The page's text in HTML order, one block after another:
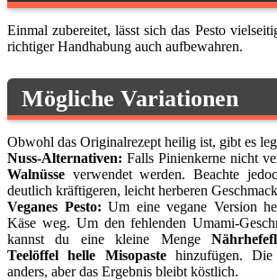
Einmal zubereitet, lässt sich das Pesto
richtiger Handhabung auch aufbewahren.
Mögliche Variationen
Obwohl das Originalrezept heilig ist, gibt es
Nuss-Alternativen: Falls Pinienkerne nicht
Walnüsse verwendet werden. Beachte
deutlich kräftigeren, leicht herberen
Veganes Pesto: Um eine vegane Version
Käse weg. Um den fehlenden Umami-
kannst du eine kleine Menge
Teelöffel helle Misopastehinzufügen. Die
anders, aber das Ergebnis bleibt köstlich.